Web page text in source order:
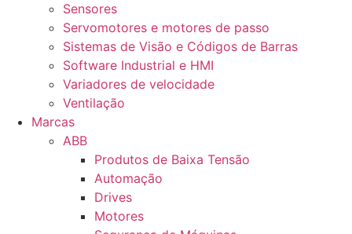
Sensores
Servomotores e motores de passo
Sistemas de Visão e Códigos de Barras
Software Industrial e HMI
Variadores de velocidade
Ventilação
Marcas
ABB
Produtos de Baixa Tensão
Automação
Drives
Motores